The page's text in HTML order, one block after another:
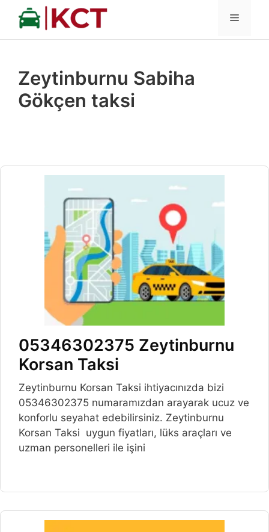
İçeriğe
MENÜ
Zeytinburnu Sabiha
Gökçen taksi
05346302375 Zeytinburnu
Korsan Taksi
Zeytinburnu Korsan Taksi ihtiyacınızda bizi
05346302375 numaramızdan arayarak ucuz ve
konforlu seyahat edebilirsiniz. Zeytinburnu
Korsan Taksi uygun fiyatları, lüks araçları ve
uzman personelleri ile işini